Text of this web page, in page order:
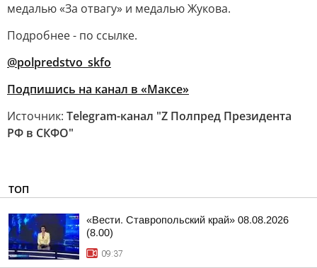
медалью «За отвагу» и медалью Жукова.
Подробнее - по ссылке.
@polpredstvo_skfo
Подпишись на канал в «Максе»
Источник: Telegram-канал "Z Полпред Президента
РФ в СКФО"
ТОП
«Вести. Ставропольский край» 08.08.2026
(8.00)
09:37